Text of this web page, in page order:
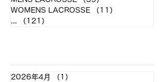
WOMENS LACROSSE
（11）
...
（121）
2026年4月 （1）